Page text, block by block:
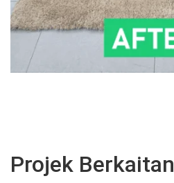
Projek Berkaitan